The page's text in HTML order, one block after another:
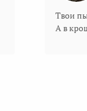
Твои
А в